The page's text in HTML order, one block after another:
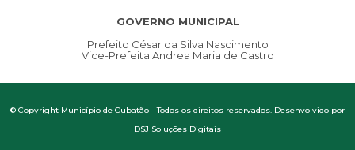
GOVERNO MUNICIPAL
Prefeito César da Silva Nascimento
Vice-Prefeita Andrea Maria de Castro
© Copyright Município de Cubatão - Todos os direitos reservados. Desenvolvido por
DSJ Soluções Digitais